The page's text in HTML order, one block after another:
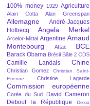
100% money 1929 Agriculture
Alain Cotta Alan Greenspan
Allemagne
André-Jacques
Holbecq
Angela Merkel
Arcelor-Mittal Argentine Arnaud
Montebourg
Attac BCE
Barack Obama Brésil Bâle 2 CDS
Camille Landais Chine
Christian Gomez
Christian Saint-
Etienne
Christine Lagarde
Commission européenne
Corée du Sud
David Cameron
Debout la République
Dexia